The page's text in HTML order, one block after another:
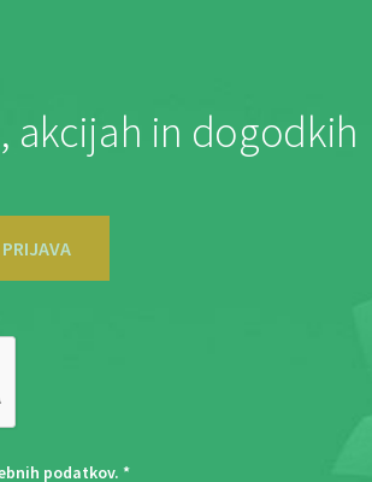
akcijah in dogodkih
PRIJAVA
podatkov. *